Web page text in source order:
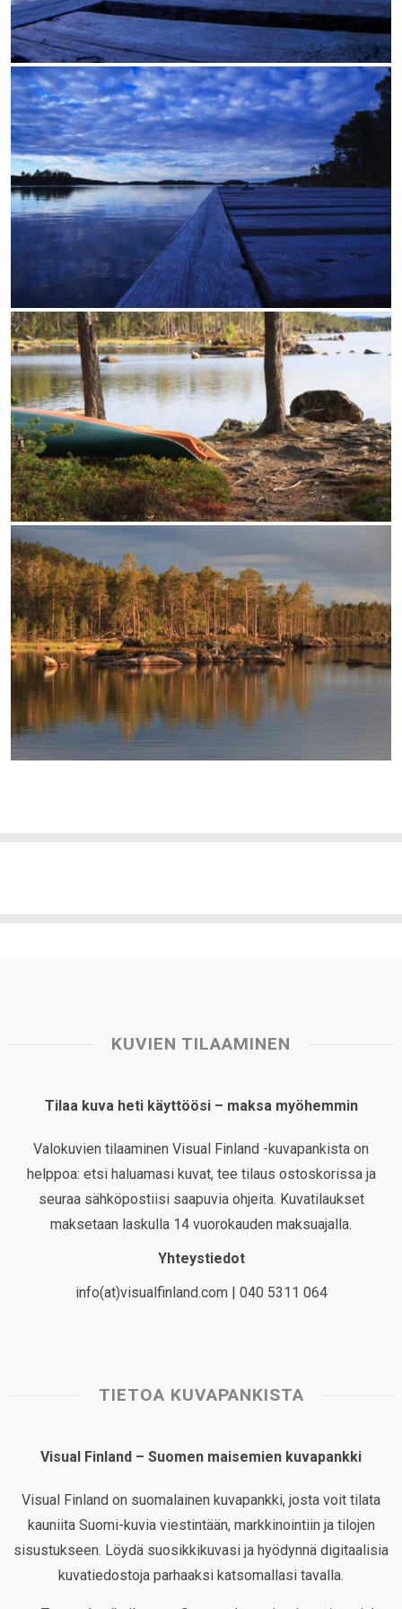
KUVIEN TILAAMINEN
Tilaa kuva heti käyttöösi – maksa myöhemmin
Valokuvien tilaaminen Visual Finland -kuvapankista on
helppoa: etsi haluamasi kuvat, tee tilaus ostoskorissa ja
seuraa sähköpostiisi saapuvia ohjeita. Kuvatilaukset
maksetaan laskulla 14 vuorokauden maksuajalla.
Yhteystiedot
info(at)visualfinland.com | 040 5311 064
TIETOA KUVAPANKISTA
Visual Finland – Suomen maisemien kuvapankki
Visual Finland on suomalainen kuvapankki, josta voit tilata
kauniita Suomi-kuvia viestintään, markkinointiin ja tilojen
sisustukseen. Löydä suosikkikuvasi ja hyödynnä digitaalisia
kuvatiedostoja parhaaksi katsomallasi tavalla.